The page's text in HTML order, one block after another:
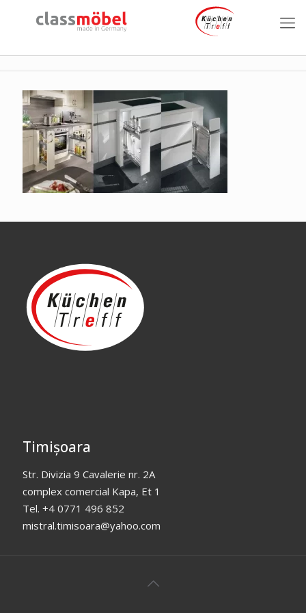
Timișoara
Str. Divizia 9 Cavalerie nr. 2A
complex comercial Kapa, Et 1
Tel. +4 0771 496 852
mistral.timisoara@yahoo.com